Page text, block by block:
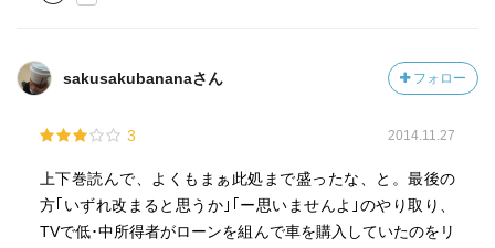
sakusakubananaさん フォロー
3 2014.11.27
上下巻読んで、よくもまぁ此処まで盛ったな、と。最後の
方｢いずれ改まると思うか｣｢ー思いませんよ｣のやり取り、
TVで低･中所得者がローンを組んで車を購入していたのをリ